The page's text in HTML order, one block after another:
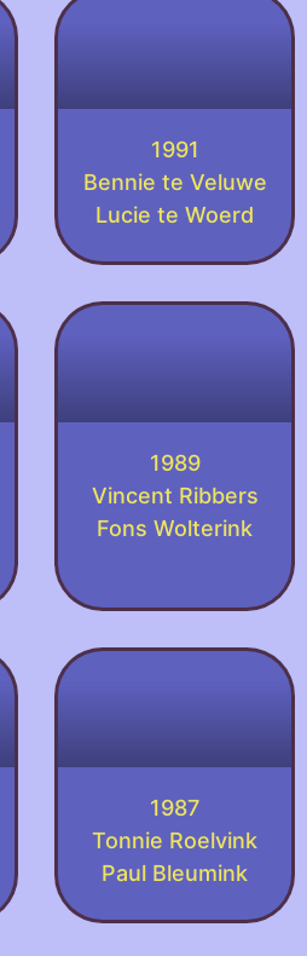
1991
Bennie te Veluwe
Lucie te Woerd
1989
Vincent Ribbers
Fons Wolterink
1987
Tonnie Roelvink
Paul Bleumink